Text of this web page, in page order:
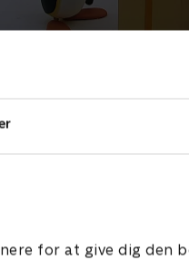
for at give dig den
han vil, og som ofte
skøre situationer